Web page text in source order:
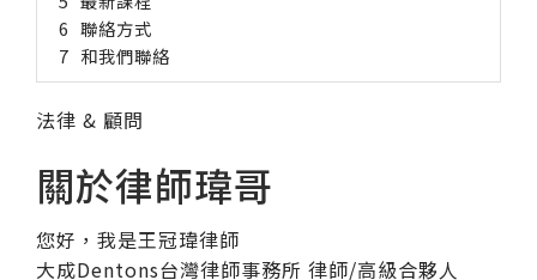
聯絡方式
和我們聯絡
法律 & 顧問
關於律師瑋哥
您好，我是王冠瑋律師
大成Dentons台灣律師事務所 律師/高級合夥人